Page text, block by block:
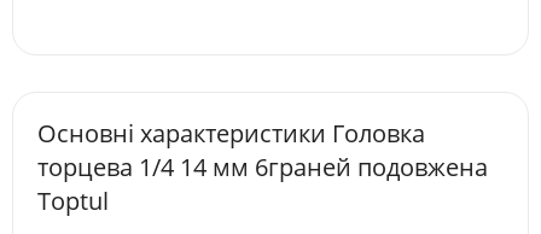
Основні характеристики Головка
торцева 1/4 14 мм 6граней подовжена
Toptul